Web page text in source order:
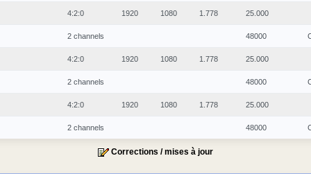
4:2:0 1920 1080 1.778 25.000
2 channels 48000
4:2:0 1920 1080 1.778 25.000
2 channels 48000
4:2:0 1920 1080 1.778 25.000
2 channels 48000
Corrections / mises à jour